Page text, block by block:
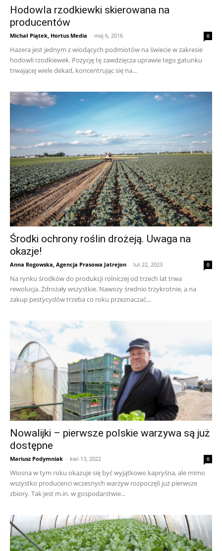
Hodowla rzodkiewki skierowana na
producentów
Michał Piątek, Hortus Media - maj 6, 2016 0
Hazera jest jednym z wiodących podmiotów na świecie w zakresie
hodowli rzodkiewek. Pozycję tę zawdzięcza uprawie tego gatunku
trwającej wiele dekad, koncentrując się na...
Środki ochrony roślin drożeją. Uwaga na
okazje!
Anna Rogowska, Agencja Prasowa Jatrejon - lut 22, 2023 0
Na rynku środków do produkcji rolniczej od trzech lat trwa
rewolucja. Zdrożały wszystkie. Nawozy średnio trzykrotnie, a na
zakup pestycydów trzeba co roku przeznaczać...
Nowalijki – pierwsze polskie warzywa są już
dostępne
Mariusz Podymniak - kwi 13, 2022 0
Wiosna w tym roku okazuje się być wyjątkowo kapryśna, ale mimo
wszystko producenci wczesnych warzyw rozpoczęli już pierwsze
zbiory. Tak jest m.in. w gospodarstwie...